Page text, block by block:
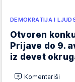
DEMOKRATIJA I
Otvoren
Prijave do 9.
iz devet
Komentariši